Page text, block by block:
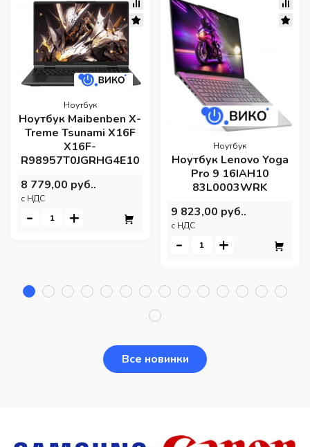
Ноутбук
Ноутбук Maibenben X-
Treme Tsunami X16F
X16F-
R98957T0JGRHG4E10
8 779,00 руб..
c НДС
- +
Ноутбук
Ноутбук Lenovo Yoga
Pro 9 16IAH10
83L0003WRK
9 823,00 руб..
c НДС
- +
Все новинки